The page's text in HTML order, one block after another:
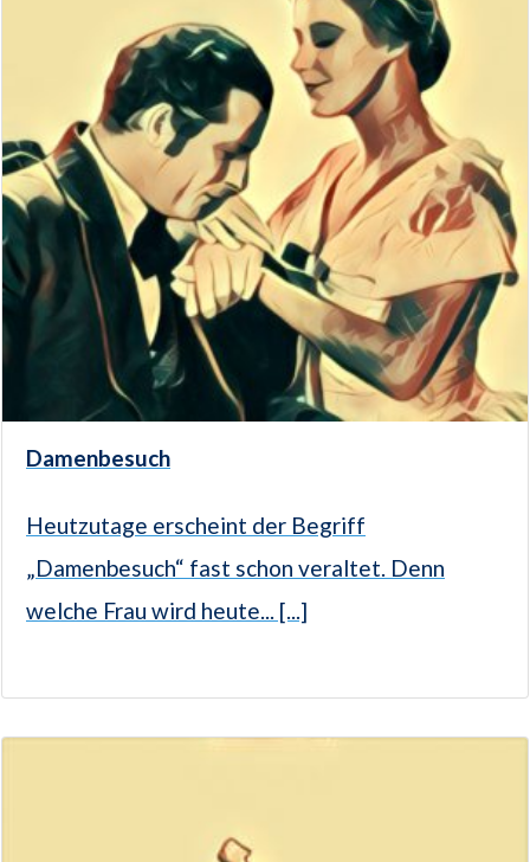
Damenbesuch
Heutzutage erscheint der Begriff
„Damenbesuch“ fast schon veraltet. Denn
welche Frau wird heute... [...]